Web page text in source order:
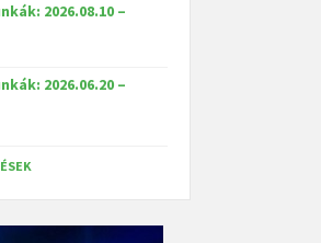
2026.08.10 –
2026.06.20 –